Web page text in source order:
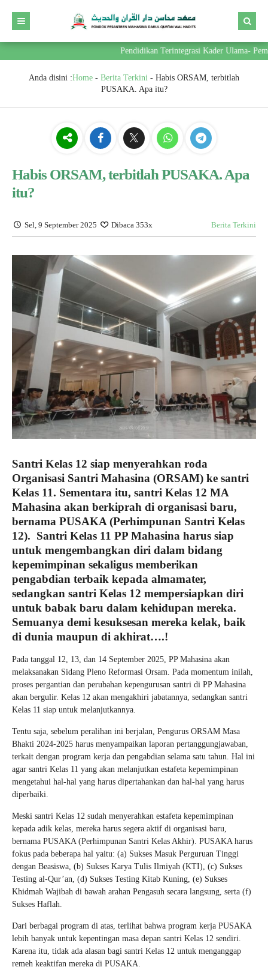
Pendidikan Terintegrasi Kader Ulama-
Anda disini :Home - Berita Terkini - Habis ORSAM, terbitlah
PUSAKA. Apa itu?
Habis ORSAM, terbitlah PUSAKA. Apa
itu?
Sel, 9 September 2025 Dibaca 353x Berita Terkini
Santri Kelas 12 siap menyerahkan roda
Organisasi Santri Mahasina (ORSAM) ke santri
Kelas 11. Sementara itu, santri Kelas 12 MA
Mahasina akan berkiprah di organisasi baru,
bernama PUSAKA (Perhimpunan Santri Kelas
12). Santri Kelas 11 PP Mahasina harus siap
untuk mengembangkan diri dalam bidang
kepemimpinan sekaligus memberikan
pengabdian terbaik kepada almamater,
sedangkan santri Kelas 12 mempersiapkan diri
untuk babak baru dalam kehidupan mereka.
Semuanya demi kesuksesan mereka kelak, baik
di dunia maupun di akhirat….!
Pada tanggal 12, 13, dan 14 September 2025, PP Mahasina akan
melaksanakan Sidang Pleno Reformasi Orsam. Pada momentum inilah,
proses pergantian dan perubahan kepengurusan santri di PP Mahasina
akan bergulir. Kelas 12 akan mengakhiri jabatannya, sedangkan santri
Kelas 11 siap untuk melanjutkannya.
Tentu saja, sebelum peralihan ini berjalan, Pengurus ORSAM Masa
Bhakti 2024-2025 harus menyampaikan laporan pertanggungjawaban,
terkait dengan program kerja dan pengabdian selama satu tahun. Hal ini
agar santri Kelas 11 yang akan melanjutkan estafeta kepemimpinan
mengetahui hal-hal yang harus dipertahankan dan hal-hal yang harus
diperbaiki.
Meski santri Kelas 12 sudah menyerahkan estafeta kepemimpinan
kepada adik kelas, mereka harus segera aktif di organisasi baru,
bernama PUSAKA (Perhimpunan Santri Kelas Akhir). PUSAKA harus
fokus pada beberapa hal yaitu: (a) Sukses Masuk Perguruan Tinggi
dengan Beasiswa, (b) Sukses Karya Tulis Ilmiyah (KTI), (c) Sukses
Testing al-Qur’an, (d) Sukses Testing Kitab Kuning, (e) Sukses
Khidmah Wajibah di bawah arahan Pengasuh secara langsung, serta (f)
Sukses Haflah.
Dari berbagai program di atas, terlihat bahwa program kerja PUSAKA
lebih banyak untuk kepentingan masa depan santri Kelas 12 sendiri.
Karena itu, tidak ada alasan bagi santri Kelas 12 untuk menganggap
remeh keaktifan mereka di PUSAKA.